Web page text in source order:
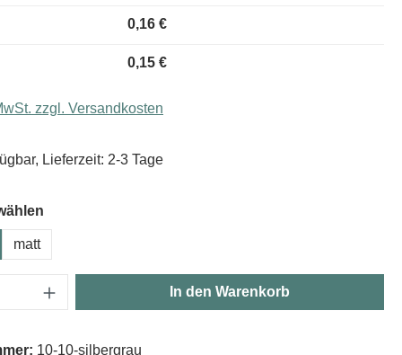
0,16 €
0,15 €
zzgl. Versandkosten
Lieferzeit: 2-3 Tage
matt
Gib den gewünschten Wert ein
In den Warenkorb
10-10-silbergrau